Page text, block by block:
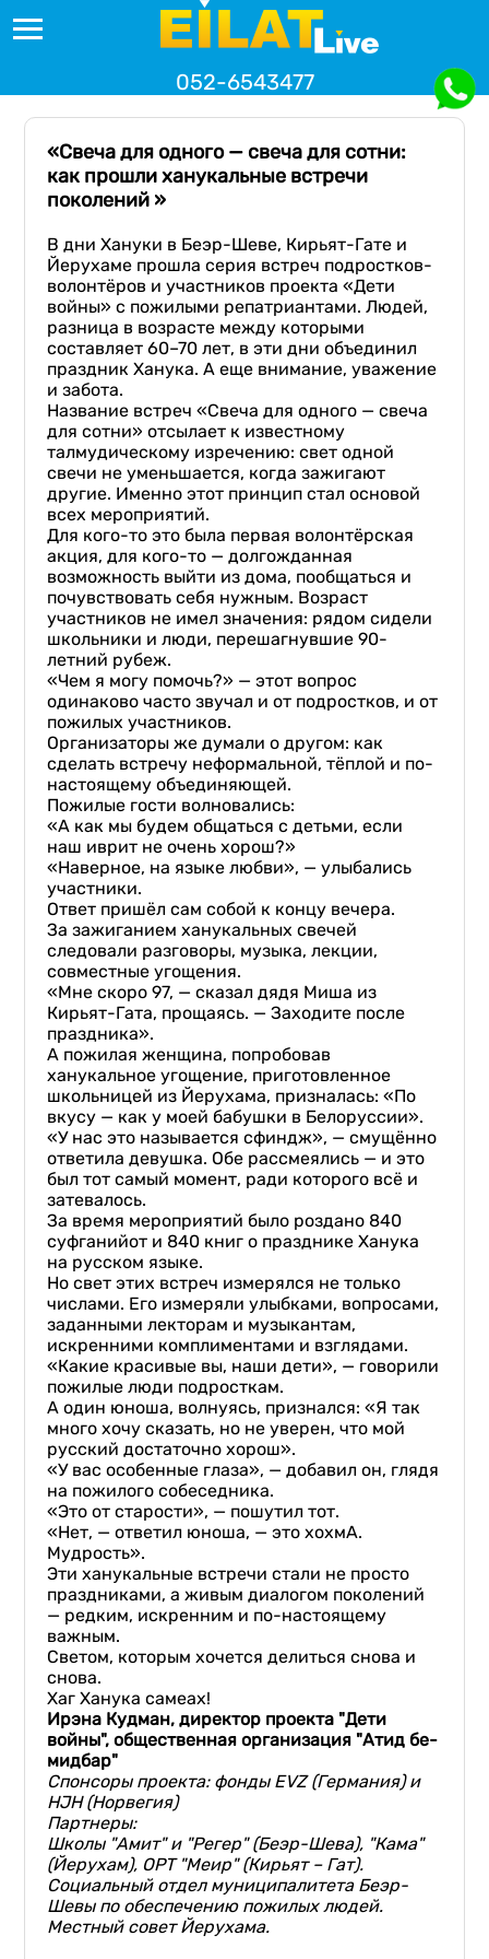
052-6543477
«Свеча для одного — свеча для сотни:
как прошли ханукальные встречи
поколений »
В дни Хануки в Беэр-Шеве, Кирьят-Гате и
Йерухаме прошла серия встреч подростков-
волонтёров и участников проекта «Дети
войны» с пожилыми репатриантами. Людей,
разница в возрасте между которыми
составляет 60–70 лет, в эти дни объединил
праздник Ханука. А еще внимание, уважение
и забота.
Название встреч «Свеча для одного — свеча
для сотни» отсылает к известному
талмудическому изречению: свет одной
свечи не уменьшается, когда зажигают
другие. Именно этот принцип стал основой
всех мероприятий.
Для кого-то это была первая волонтёрская
акция, для кого-то — долгожданная
возможность выйти из дома, пообщаться и
почувствовать себя нужным. Возраст
участников не имел значения: рядом сидели
школьники и люди, перешагнувшие 90-
летний рубеж.
«Чем я могу помочь?» — этот вопрос
одинаково часто звучал и от подростков, и от
пожилых участников.
Организаторы же думали о другом: как
сделать встречу неформальной, тёплой и по-
настоящему объединяющей.
Пожилые гости волновались:
«А как мы будем общаться с детьми, если
наш иврит не очень хорош?»
«Наверное, на языке любви», — улыбались
участники.
Ответ пришёл сам собой к концу вечера.
За зажиганием ханукальных свечей
следовали разговоры, музыка, лекции,
совместные угощения.
«Мне скоро 97, — сказал дядя Миша из
Кирьят-Гата, прощаясь. — Заходите после
праздника».
А пожилая женщина, попробовав
ханукальное угощение, приготовленное
школьницей из Йерухама, призналась: «По
вкусу — как у моей бабушки в Белоруссии».
«У нас это называется сфиндж», — смущённо
ответила девушка. Обе рассмеялись — и это
был тот самый момент, ради которого всё и
затевалось.
За время мероприятий было роздано 840
суфганийот и 840 книг о празднике Ханука
на русском языке.
Но свет этих встреч измерялся не только
числами. Его измеряли улыбками, вопросами,
заданными лекторам и музыкантам,
искренними комплиментами и взглядами.
«Какие красивые вы, наши дети», — говорили
пожилые люди подросткам.
А один юноша, волнуясь, признался: «Я так
много хочу сказать, но не уверен, что мой
русский достаточно хорош».
«У вас особенные глаза», — добавил он, глядя
на пожилого собеседника.
«Это от старости», — пошутил тот.
«Нет, — ответил юноша, — это хохмА.
Мудрость».
Эти ханукальные встречи стали не просто
праздниками, а живым диалогом поколений
— редким, искренним и по-настоящему
важным.
Светом, которым хочется делиться снова и
снова.
Хаг Ханука самеах!
Ирэна Кудман, директор проекта "Дети
войны", общественная организация "Атид бе-
мидбар"
Спонсоры проекта: фонды EVZ (Германия) и
HJH (Норвегия)
Партнеры:
Школы "Амит" и "Регер" (Беэр-Шева), "Кама"
(Йерухам), ОРТ "Меир" (Кирьят – Гат).
Социальный отдел муниципалитета Беэр-
Шевы по обеспечению пожилых людей.
Местный совет Йерухама.